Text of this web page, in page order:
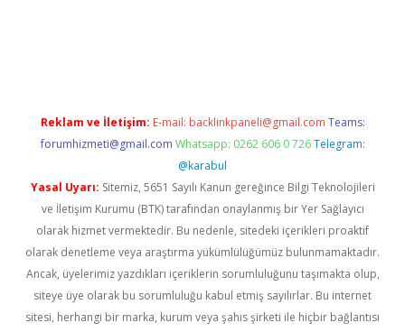
Reklam ve İletişim: E-mail: backlinkpaneli@gmail.com Teams:
forumhizmeti@gmail.com Whatsapp: 0262 606 0 726 Telegram:
@karabul
Yasal Uyarı: Sitemiz, 5651 Sayılı Kanun gereğince Bilgi Teknolojileri
ve İletişim Kurumu (BTK) tarafından onaylanmış bir Yer Sağlayıcı
olarak hizmet vermektedir. Bu nedenle, sitedeki içerikleri proaktif
olarak denetleme veya araştırma yükümlülüğümüz bulunmamaktadır.
Ancak, üyelerimiz yazdıkları içeriklerin sorumluluğunu taşımakta olup,
siteye üye olarak bu sorumluluğu kabul etmiş sayılırlar. Bu internet
sitesi, herhangi bir marka, kurum veya şahıs şirketi ile hiçbir bağlantısı